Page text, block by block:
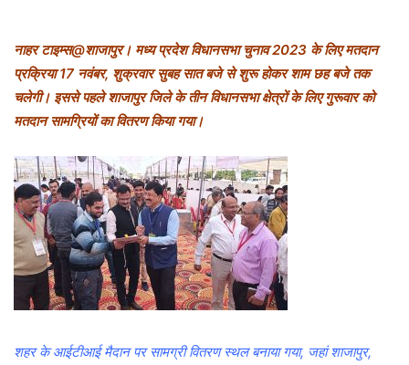
a
n
e
m
l
नाहर टाइम्स@शाजापुर। मध्य प्रदेश विधानसभा चुनाव 2023 के लिए मतदान
प्रक्रिया 17 नवंबर, शुक्रवार सुबह सात बजे से शुरू होकर शाम छह बजे तक
चलेगी। इससे पहले शाजापुर जिले के तीन विधानसभा क्षेत्रों के लिए गुरूवार को
मतदान सामग्रियों का वितरण किया गया।
शहर के आईटीआई मैदान पर सामग्री वितरण स्थल बनाया गया, जहां शाजापुर,